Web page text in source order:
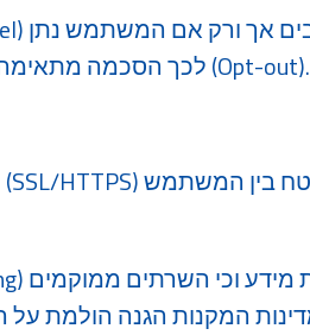
לכך הסכמה מתאימה, ותאפשר למשתמשים לבטל את הסכמתם (Opt-out).